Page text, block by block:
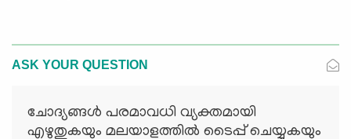
ASK YOUR QUESTION
ചോദ്യങ്ങള്‍ പരമാവധി വ്യക്തമായി
എഴുതുകയും മലയാളത്തില്‍ ടൈപ്പ് ചെയ്യുകയും